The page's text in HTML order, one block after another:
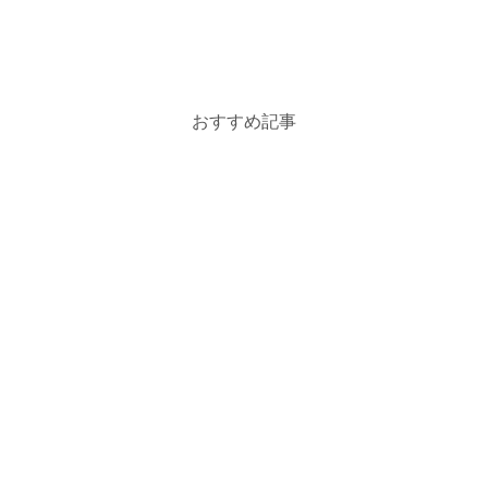
おすすめ記事